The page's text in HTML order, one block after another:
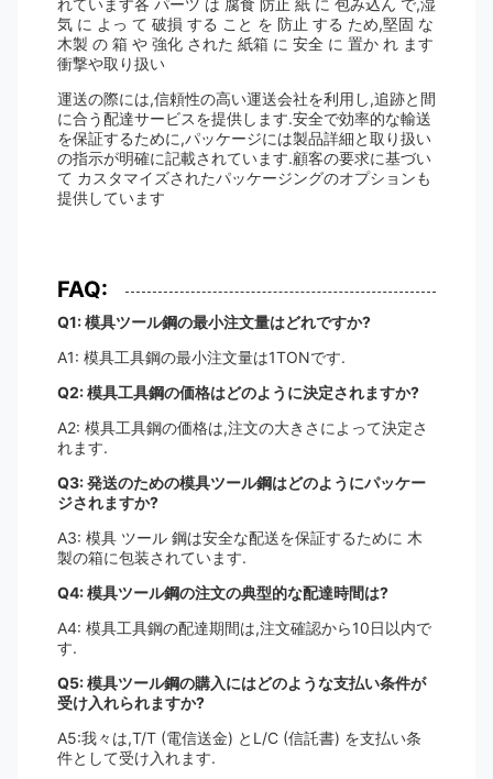
れています各 パーツ は 腐食 防止 紙 に 包み込ん で,湿
気 に よっ て 破損 する こと を 防止 する ため,堅固 な
木製 の 箱 や 強化 された 紙箱 に 安全 に 置か れ ます
衝撃や取り扱い
運送の際には,信頼性の高い運送会社を利用し,追跡と間
に合う配達サービスを提供します.安全で効率的な輸送
を保証するために,パッケージには製品詳細と取り扱い
の指示が明確に記載されています.顧客の要求に基づい
て カスタマイズされたパッケージングのオプションも
提供しています
FAQ:
Q1: 模具ツール鋼の最小注文量はどれですか?
A1: 模具工具鋼の最小注文量は1TONです.
Q2: 模具工具鋼の価格はどのように決定されますか?
A2: 模具工具鋼の価格は,注文の大きさによって決定さ
れます.
Q3: 発送のための模具ツール鋼はどのようにパッケー
ジされますか?
A3: 模具 ツール 鋼は安全な配送を保証するために 木
製の箱に包装されています.
Q4: 模具ツール鋼の注文の典型的な配達時間は?
A4: 模具工具鋼の配達期間は,注文確認から10日以内で
す.
Q5: 模具ツール鋼の購入にはどのような支払い条件が
受け入れられますか?
A5:我々は,T/T (電信送金) とL/C (信託書) を支払い条
件として受け入れます.